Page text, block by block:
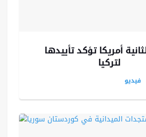
أمريكا تؤكد تأييدها
لتركيا
فيديو